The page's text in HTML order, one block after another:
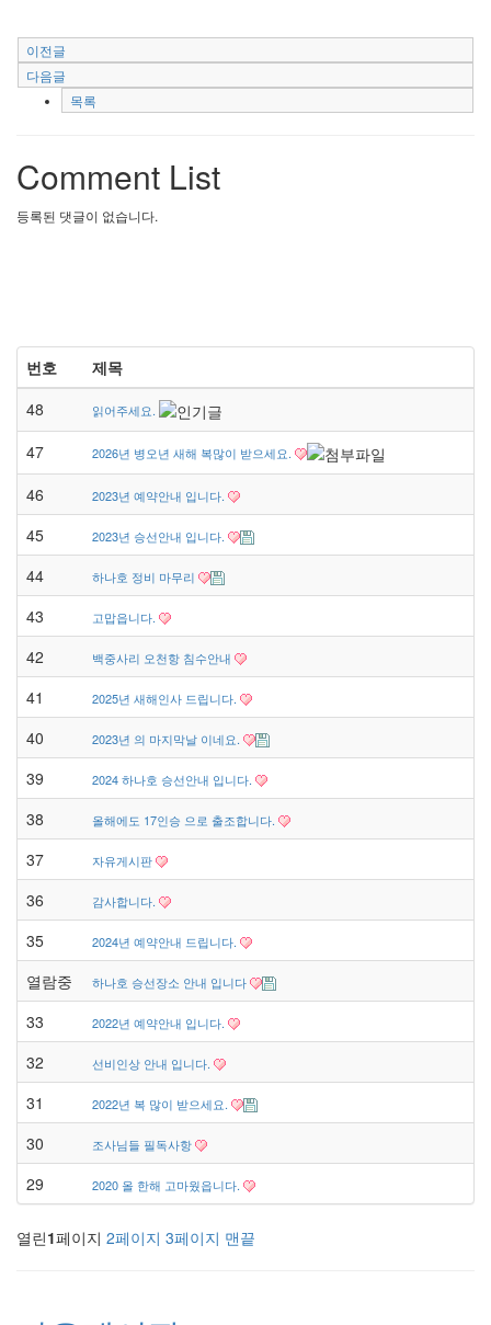
이전글
다음글
목록
Comment List
등록된 댓글이 없습니다.
번호
제목
48
읽어주세요.
47 2026년 병오년 새해 복많이 받으세요.
46 2023년 예약안내 입니다.
45 2023년 승선안내 입니다.
44 하나호 정비 마무리
43 고맙읍니다.
42 백중사리 오천항 침수안내
41 2025년 새해인사 드립니다.
40 2023년 의 마지막날 이네요.
39 2024 하나호 승선안내 입니다.
38 올해에도 17인승 으로 출조합니다.
37 자유게시판
36 감사합니다.
35 2024년 예약안내 드립니다.
열람중 하나호 승선장소 안내 입니다
33 2022년 예약안내 입니다.
32 선비인상 안내 입니다.
31 2022년 복 많이 받으세요.
30 조사님들 필독사항
29 2020 올 한해 고마웠읍니다.
열린1페이지 2페이지 3페이지 맨끝